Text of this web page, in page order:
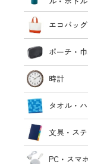
エコバッ
ポーチ・
時計
タオル・
文具・ス
PC・スマ